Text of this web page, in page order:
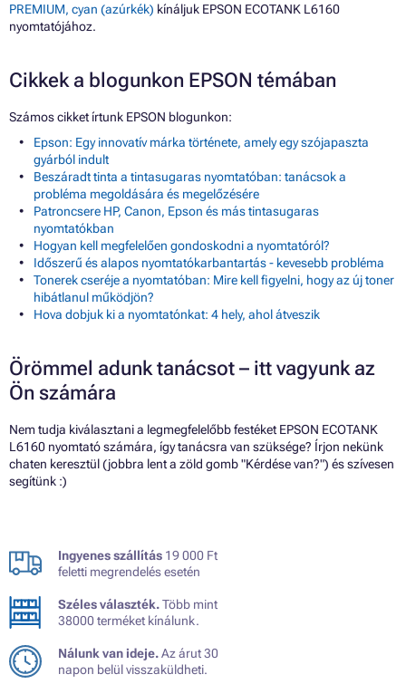
PREMIUM, cyan (azúrkék) kínáljuk EPSON ECOTANK L6160
nyomtatójához.
Cikkek a blogunkon EPSON témában
Számos cikket írtunk EPSON blogunkon:
Epson: Egy innovatív márka története, amely egy szójapaszta
gyárból indult
Beszáradt tinta a tintasugaras nyomtatóban: tanácsok a
probléma megoldására és megelőzésére
Patroncsere HP, Canon, Epson és más tintasugaras
nyomtatókban
Hogyan kell megfelelően gondoskodni a nyomtatóról?
Időszerű és alapos nyomtatókarbantartás - kevesebb probléma
Tonerek cseréje a nyomtatóban: Mire kell figyelni, hogy az új toner
hibátlanul működjön?
Hova dobjuk ki a nyomtatónkat: 4 hely, ahol átveszik
Örömmel adunk tanácsot – itt vagyunk az
Ön számára
Nem tudja kiválasztani a legmegfelelőbb festéket EPSON ECOTANK
L6160 nyomtató számára, így tanácsra van szüksége? Írjon nekünk
chaten keresztül (jobbra lent a zöld gomb "Kérdése van?") és szívesen
segítünk :)
Ingyenes szállítás 19 000 Ft
feletti megrendelés esetén
Széles választék.Több mint
38000 terméket kínálunk.
Nálunk van ideje.Az árut 30
napon belül visszaküldheti.